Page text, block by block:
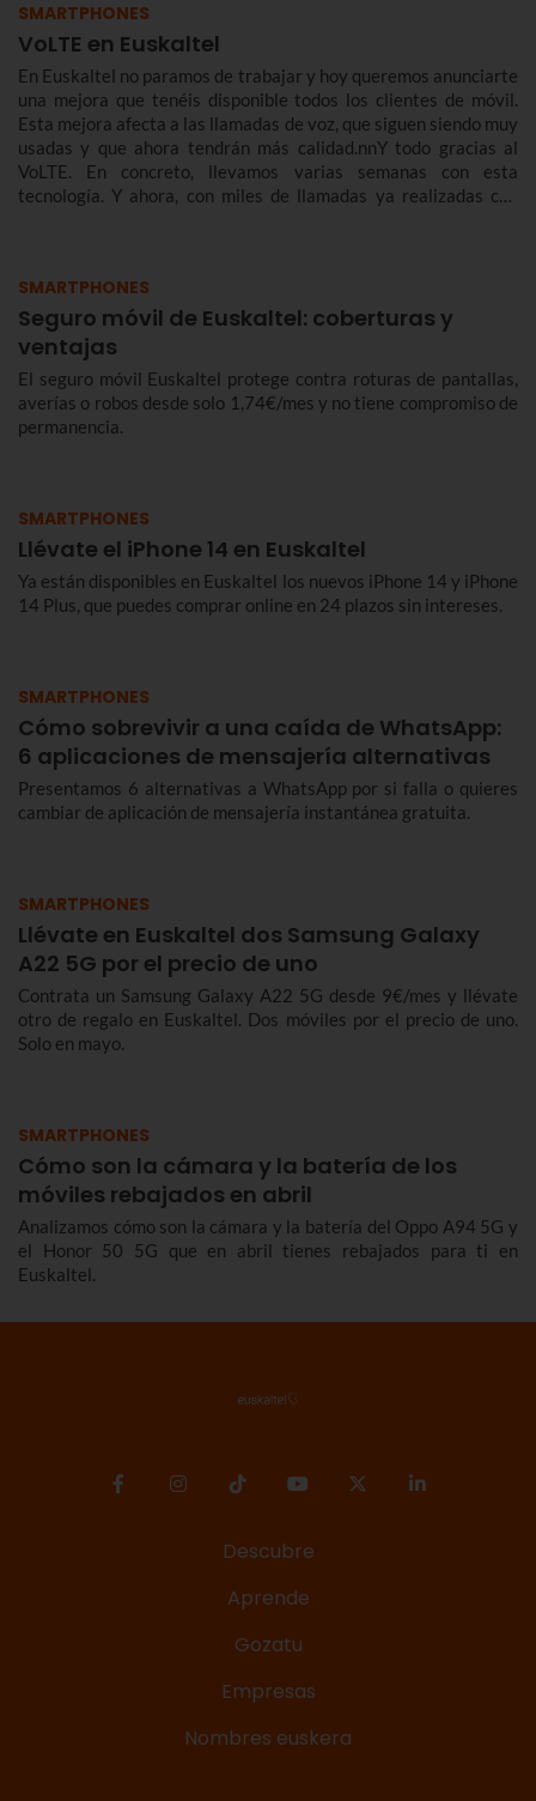
SMARTPHONES
VoLTE en Euskaltel
En Euskaltel no paramos de trabajar y hoy queremos anunciarte
una mejora que tenéis disponible todos los clientes de móvil.
Esta mejora afecta a las llamadas de voz, que siguen siendo muy
usadas y que ahora tendrán más calidad.nnY todo gracias al
VoLTE. En concreto, llevamos varias semanas con esta
tecnología. Y ahora, con miles de llamadas ya realizadas con
SMARTPHONES
Seguro móvil de Euskaltel: coberturas y
ventajas
El seguro móvil Euskaltel protege contra roturas de pantallas,
averías o robos desde solo 1,74€/mes y no tiene compromiso de
permanencia.
SMARTPHONES
Llévate el iPhone 14 en Euskaltel
Ya están disponibles en Euskaltel los nuevos iPhone 14 y iPhone
14 Plus, que puedes comprar online en 24 plazos sin intereses.
SMARTPHONES
Cómo sobrevivir a una caída de WhatsApp:
6 aplicaciones de mensajería alternativas
Presentamos 6 alternativas a WhatsApp por si falla o quieres
cambiar de aplicación de mensajería instantánea gratuita.
SMARTPHONES
Llévate en Euskaltel dos Samsung Galaxy
A22 5G por el precio de uno
Contrata un Samsung Galaxy A22 5G desde 9€/mes y llévate
otro de regalo en Euskaltel. Dos móviles por el precio de uno.
Solo en mayo.
SMARTPHONES
Cómo son la cámara y la batería de los
móviles rebajados en abril
Analizamos cómo son la cámara y la batería del Oppo A94 5G y
el Honor 50 5G que en abril tienes rebajados para ti en
Euskaltel.
Descubre
Aprende
Gozatu
Empresas
Nombres euskera